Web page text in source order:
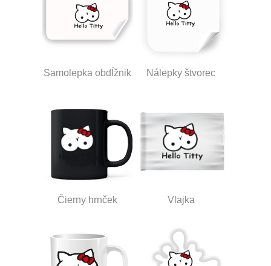
Samolepka obdĺžnik Nálepky štvorec
Čierny hrnček Vlajka